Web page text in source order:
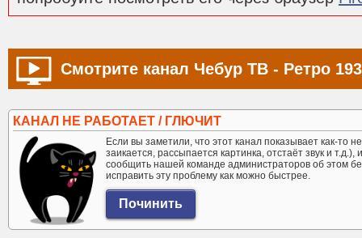
Смотрите канал Чебур ТВ - Ретро
КАНАЛ НЕ РАБОТАЕТ / ГЛЮЧИТ
Если вы заметили, что этот канал показывает как-то
заикается, рассыпается картинка, отстаёт звук и
сообщить нашей команде администраторов об этом
исправить эту проблему как можно быстрее.